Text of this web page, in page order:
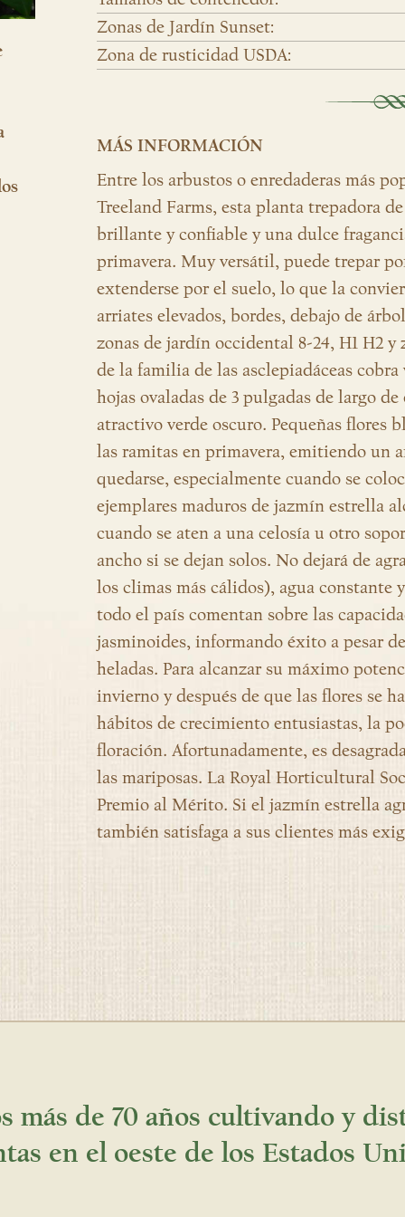
Zonas de Jardín Sunset:
Zona de rusticidad USDA:
MÁS INFORMACIÓN
Entre los arbustos o enredaderas más
Treeland Farms, esta planta trepadora
brillante y confiable y una dulce
primavera. Muy versátil, puede trepar
extenderse por el suelo, lo que la
arriates elevados, bordes, debajo de
zonas de jardín occidental 8-24, H1 H2 y
de la familia de las asclepiadáceas
hojas ovaladas de 3 pulgadas de largo
atractivo verde oscuro. Pequeñas flores
las ramitas en primavera, emitiendo un
quedarse, especialmente cuando se
ejemplares maduros de jazmín estrella
cuando se aten a una celosía u otro
ancho si se dejan solos. No dejará de
los climas más cálidos), agua constante
todo el país comentan sobre las
jasminoides, informando éxito a pesar
heladas. Para alcanzar su máximo
invierno y después de que las flores se
hábitos de crecimiento entusiastas, la
floración. Afortunadamente, es
las mariposas. La Royal Horticultural
Premio al Mérito. Si el jazmín estrella
también satisfaga a sus clientes más
más de 70 años cultivando y
en el oeste de los Estados